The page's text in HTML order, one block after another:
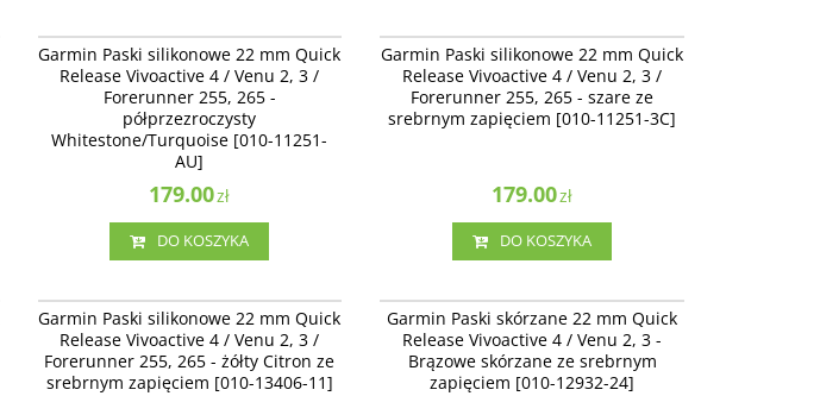
Garmin Paski silikonowe 22 mm Quick Release
Vivoactive 4 / Venu 2, 3 / Forerunner 255, 265 -
półprzezroczysty Whitestone/Turquoise [010-
11251-AU]
Garmin Paski silikonowe 22 mm Quick
Release Vivoactive 4 / Venu 2, 3 /
Forerunner 255, 265 -
półprzezroczysty
Whitestone/Turquoise [010-11251-
AU]
179.00zł
DO KOSZYKA
Garmin Paski silikonowe 22 mm Quick Release
Vivoactive 4 / Venu 2 - szare ze srebrnym
zapięciem [010-11251-3C]
Garmin Paski silikonowe 22 mm Quick
Release Vivoactive 4 / Venu 2, 3 /
Forerunner 255, 265 - szare ze
srebrnym zapięciem [010-11251-3C]
179.00zł
DO KOSZYKA
Garmin Paski silikonowe 22 mm Quick Release
Vivoactive 4 / Venu 2, 3 / Forerunner 255, 265 -
żółty Citron ze srebrnym zapięciem [010-
13406-11]
Garmin Paski silikonowe 22 mm Quick
Release Vivoactive 4 / Venu 2, 3 /
Forerunner 255, 265 - żółty Citron ze
srebrnym zapięciem [010-13406-11]
Garmin Paski skórzane 22 mm Quick Release
Vivoactive 4 / Venu 2 - Brązowe skórzane ze
srebrnym zapięciem [010-12932-24]
Garmin Paski skórzane 22 mm Quick
Release Vivoactive 4 / Venu 2, 3 -
Brązowe skórzane ze srebrnym
zapięciem [010-12932-24]